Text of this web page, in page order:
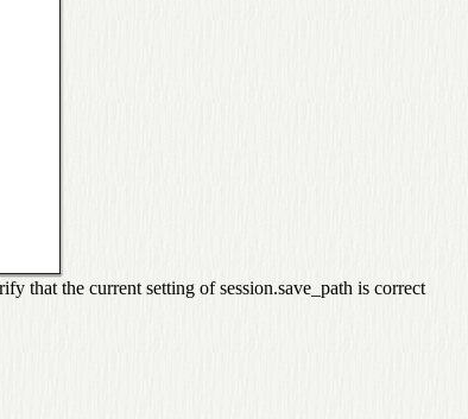
that the current setting of session.save_path is correct